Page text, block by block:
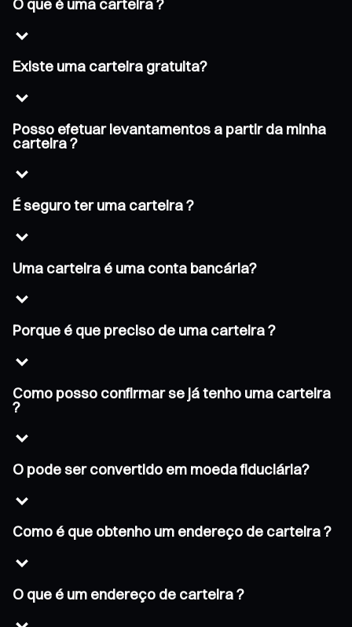
O que é uma carteira ?
Existe uma carteira gratuita?
Posso efetuar levantamentos a partir da minha
carteira ?
É seguro ter uma carteira ?
Uma carteira é uma conta bancária?
Porque é que preciso de uma carteira ?
Como posso confirmar se já tenho uma carteira
?
O pode ser convertido em moeda fiduciária?
Como é que obtenho um endereço de carteira ?
O que é um endereço de carteira ?